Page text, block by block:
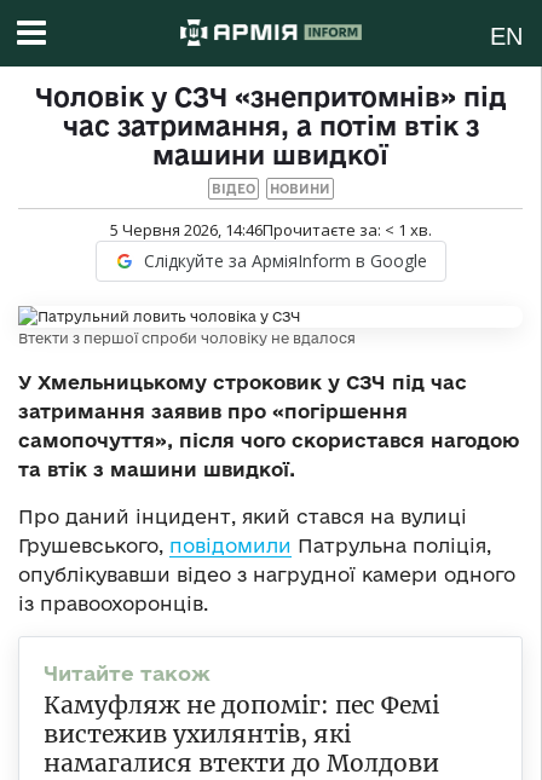
EN
Чоловік у СЗЧ «знепритомнів» під
час затримання, а потім втік з
машини швидкої
ВІДЕО НОВИНИ
5 Червня 2026, 14:46Прочитаєте за: < 1 хв.
Слідкуйте за АрміяInform в Google
Втекти з першої спроби чоловіку не вдалося
У Хмельницькому строковик у СЗЧ під час
затримання заявив про «погіршення
самопочуття», після чого скористався нагодою
та втік з машини швидкої.
Про даний інцидент, який стався на вулиці
Грушевського, повідомили Патрульна поліція,
опублікувавши відео з нагрудної камери одного
із правоохоронців.
Камуфляж не допоміг: пес Фемі
вистежив ухилянтів, які
намагалися втекти до Молдови